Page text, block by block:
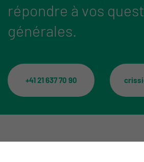
répondre à vos
générales.
+41 21 637 70 90